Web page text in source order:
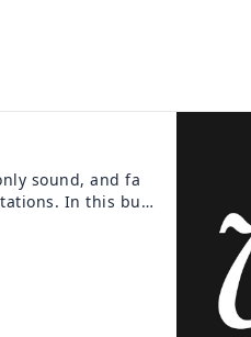
sound, and fa
In this bus
acoustic per
We will capture